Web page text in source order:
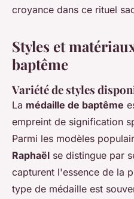
croyance dans ce rituel
Styles et
baptême
Variété de styles
La médaille de baptême
empreint de signification
Parmi les modèles
Raphaël se distingue par
capturent l'essence de la
type de médaille est